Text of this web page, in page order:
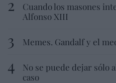
Cuando los masones
Alfonso XIII
Memes. Gandalf y el
No se puede dejar sólo
caso